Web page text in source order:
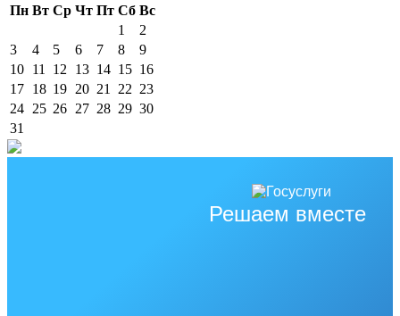
Пн Вт Ср Чт Пт Сб Вс
1
2
3
4 5 6 7 8
9
10 11 12 13 14 15 16
17 18 19 20 21 22 23
24 25 26 27 28 29 30
31
Решаем вместе